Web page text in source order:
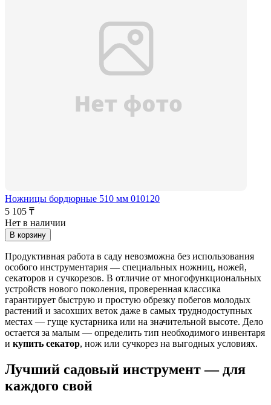
Ножницы бордюрные 510 мм 010120
5 105 ₸
Нет в наличии
В корзину
Продуктивная работа в саду невозможна без использования
особого инструментария — специальных ножниц, ножей,
секаторов и сучкорезов. В отличие от многофункциональных
устройств нового поколения, проверенная классика
гарантирует быструю и простую обрезку побегов молодых
растений и засохших веток даже в самых труднодоступных
местах — гуще кустарника или на значительной высоте. Дело
остается за малым — определить тип необходимого инвентаря
и купить секатор, нож или сучкорез на выгодных условиях.
Лучший садовый инструмент — для
каждого свой